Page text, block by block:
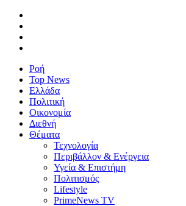
Ροή
Top News
Ελλάδα
Πολιτική
Οικονομία
Διεθνή
Θέματα
Τεχνολογία
Περιβάλλον & Ενέργεια
Υγεία & Επιστήμη
Πολιτισμός
Lifestyle
PrimeNews TV